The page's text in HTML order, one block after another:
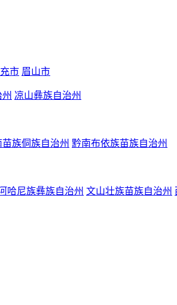
市 眉山市
凉山彝族自治州
族侗族自治州 黔南布依族苗族自治州
哈尼族彝族自治州 文山壮族苗族自治州